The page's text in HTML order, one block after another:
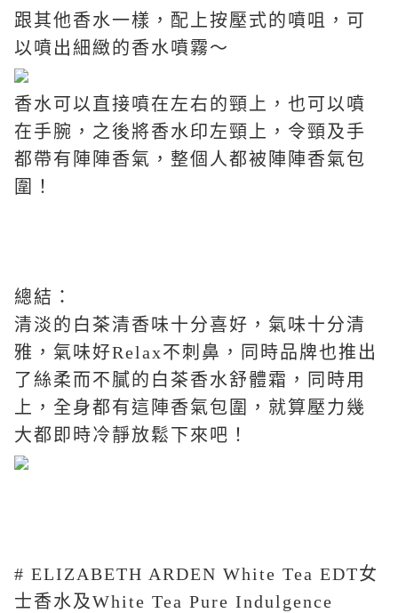
跟其他香水一樣，配上按壓式的噴咀，可
以噴出細緻的香水噴霧～
香水可以直接噴在左右的頸上，也可以噴
在手腕，之後將香水印左頸上，令頸及手
都帶有陣陣香氣，整個人都被陣陣香氣包
圍！
總結：
清淡的白茶清香味十分喜好，氣味十分清
雅，氣味好Relax不刺鼻，同時品牌也推出
了絲柔而不膩的白茶香水舒體霜，同時用
上，全身都有這陣香氣包圍，就算壓力幾
大都即時冷靜放鬆下來吧！
# ELIZABETH ARDEN White Tea EDT女
士香水及White Tea Pure Indulgence